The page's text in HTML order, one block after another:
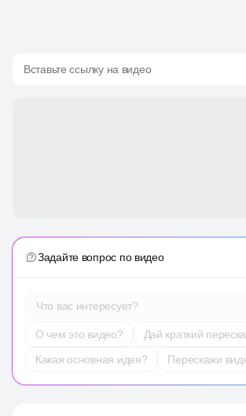
Вставьте ссылку на видео
Задайте вопрос по видео
Что вас интересует?
О чем это видео?
Дай краткий
Какая основная идея?
Перескажи